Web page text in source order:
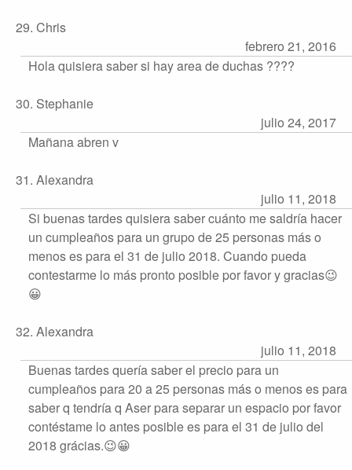
29. Chris
febrero 21, 2016
Hola quisiera saber si hay area de duchas ????
30. Stephanie
julio 24, 2017
Mañana abren v
31. Alexandra
julio 11, 2018
Si buenas tardes quisiera saber cuánto me saldría hacer
un cumpleaños para un grupo de 25 personas más o
menos es para el 31 de julio 2018. Cuando pueda
contestarme lo más pronto posible por favor y gracias😉
😀
32. Alexandra
julio 11, 2018
Buenas tardes quería saber el precio para un
cumpleaños para 20 a 25 personas más o menos es para
saber q tendría q Aser para separar un espacio por favor
contéstame lo antes posible es para el 31 de julio del
2018 grácias.😉😀